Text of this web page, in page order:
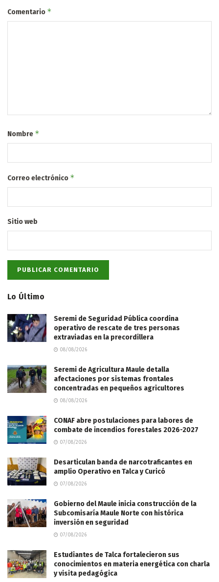
Comentario *
Nombre *
Correo electrónico *
Sitio web
Lo Último
Seremi de Seguridad Pública coordina
operativo de rescate de tres personas
extraviadas en la precordillera
08/08/2026
Seremi de Agricultura Maule detalla
afectaciones por sistemas frontales
concentradas en pequeños agricultores
08/08/2026
CONAF abre postulaciones para labores de
combate de incendios forestales 2026-2027
07/08/2026
Desarticulan banda de narcotraficantes en
amplio Operativo en Talca y Curicó
07/08/2026
Gobierno del Maule inicia construcción de la
Subcomisaría Maule Norte con histórica
inversión en seguridad
07/08/2026
Estudiantes de Talca fortalecieron sus
conocimientos en materia energética con charla
y visita pedagógica